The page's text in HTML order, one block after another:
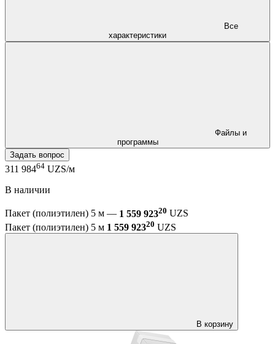
характеристики
программы
Задать вопрос
311 98464 UZS/м
В наличии
Пакет (полиэтилен) 5 м — 1 559 92320 UZS
Пакет (полиэтилен) 5 м 1 559 92320 UZS
В корзину